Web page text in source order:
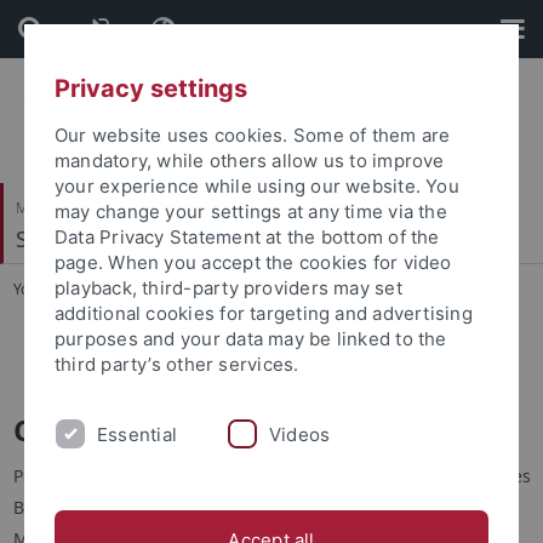
Skip
to
content
Skip
to
footer
Mathematisch-Naturwissenschaftliche Fakultät
Soil Science & Geomorphology
You are here: Startseite ... Projects
TREELINE-II
CAME: Subproject Permatrans
Permatrans ist einer von insgesamt zehn Projektverbünden des
BMBF Forschungsprogramms CAME (WTZ: Zentralasien:
Privacy settings
Our website uses cookies. Some of them are
mandatory, while others allow us to improve
your experience while using our website. You
may change your settings at any time via the
Data Privacy Statement at the bottom of the
page. When you accept the cookies for video
playback, third-party providers may set
additional cookies for targeting and advertising
purposes and your data may be linked to the
third party’s other services.
Essential Videos